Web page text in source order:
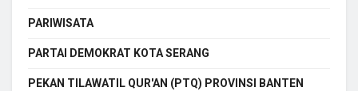
PARIWISATA
PARTAI DEMOKRAT KOTA SERANG
PEKAN TILAWATIL QUR'AN (PTQ) PROVINSI BANTEN